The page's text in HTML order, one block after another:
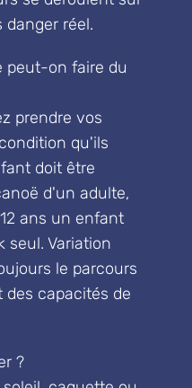
danger réel.
peut-on faire du
prendre vos
qu'ils
doit être
d'un adulte,
ans un enfant
seul. Variation
le parcours
capacités de
?